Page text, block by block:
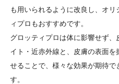
も用いられるように改良し、オ
ィプロもおすすめです。
グロッティプロは体に影響せず
イト・近赤外線と、皮膚の表面
せることで、様々な効果が期待で
す。